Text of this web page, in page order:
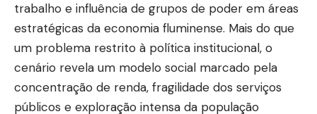
trabalho e influência de grupos de poder em áreas
estratégicas da economia fluminense. Mais do que
um problema restrito à política institucional, o
cenário revela um modelo social marcado pela
concentração de renda, fragilidade dos serviços
públicos e exploração intensa da população